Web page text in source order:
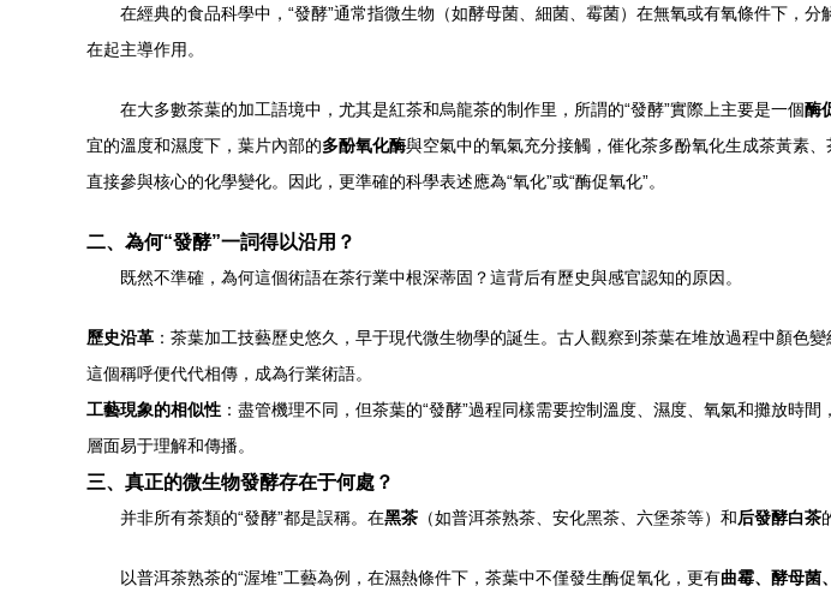
在經典的食品科學中，“發酵”通常指微生物（如酵母菌、細菌、霉菌）在無氧或有氧條件下，
在起主導作用。
在大多數茶葉的加工語境中，尤其是紅茶和烏龍茶的制作里，所謂的“發酵”實際上主要是一個酶
宜的溫度和濕度下，葉片內部的多酚氧化酶與空氣中的氧氣充分接觸，催化茶多酚氧化生成茶黃素
直接參與核心的化學變化。因此，更準確的科學表述應為“氧化”或“酶促氧化”。
二、為何“發酵”一詞得以沿用？
既然不準確，為何這個術語在茶行業中根深蒂固？這背后有歷史與感官認知的原因。
歷史沿革 ：茶葉加工技藝歷史悠久，早于現代微生物學的誕生。古人觀察到茶葉在堆放過程中顏色
這個稱呼便代代相傳，成為行業術語。
工藝現象的相似性 ：盡管機理不同，但茶葉的“發酵”過程同樣需要控制溫度、濕度、氧氣和攤放時
層面易于理解和傳播。
三、真正的微生物發酵存在于何處？
并非所有茶類的“發酵”都是誤稱。在黑茶 （如普洱茶熟茶、安化黑茶、六堡茶等）和后發酵白茶
以普洱茶熟茶的“渥堆”工藝為例，在濕熱條件下，茶葉中不僅發生酶促氧化，更有曲霉、酵母菌